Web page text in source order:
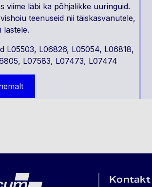
viime läbi ka põhjalikke uuringuid.
teenuseid nii täiskasvanutele,
lastele.
L05503, L06826, L05054, L06818,
L07583, L07473, L07474
Kontakt